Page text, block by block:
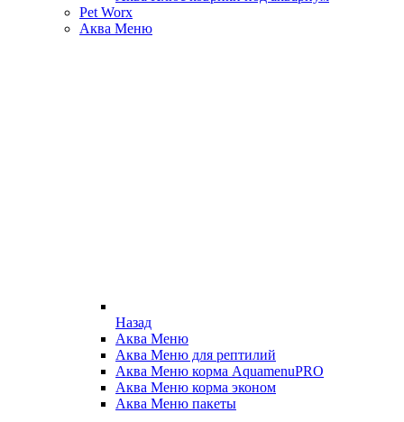
Pet Worx
Аква Меню
Назад
Аква Меню
Аква Меню для рептилий
Аква Меню корма AquamenuPRO
Аква Меню корма эконом
Аква Меню пакеты